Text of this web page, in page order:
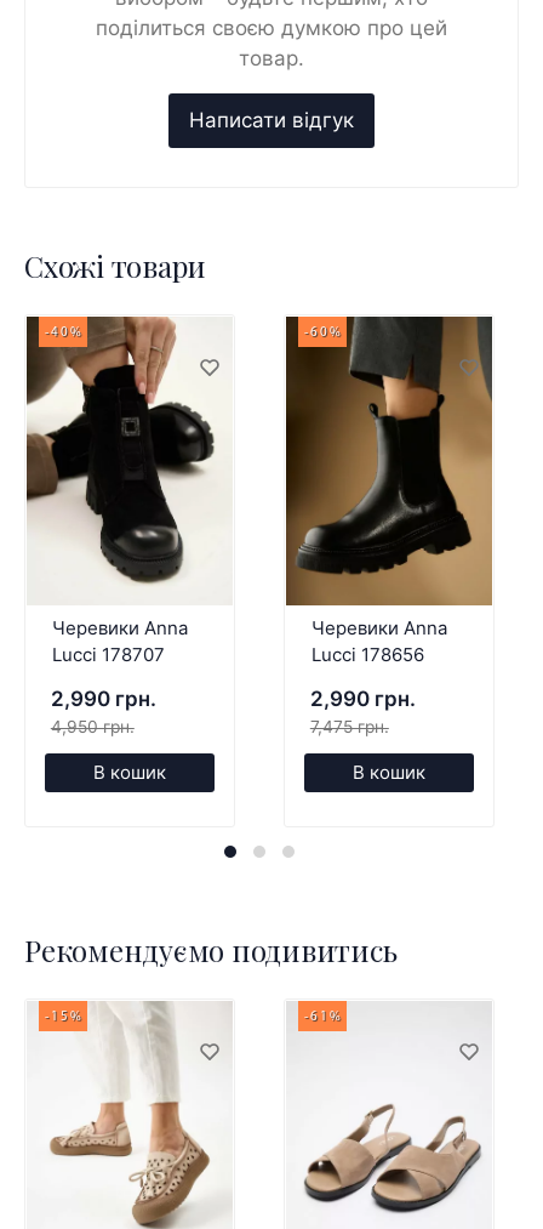
поділиться своєю думкою про цей
товар.
Схожі товари
-40%
Черевики Anna
Lucci 178707
2,990 грн.
4,950 грн.
В кошик
-60%
Черевики Anna
Lucci 178656
2,990 грн.
7,475 грн.
В кошик
Рекомендуємо подивитись
-15% -61%